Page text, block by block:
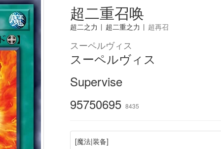
超二重召唤
超二之力 | 超二重之力 | 超再召
スーペルヴィス
スーペルヴィス
Supervise
95750695 8435
[魔法|装备]